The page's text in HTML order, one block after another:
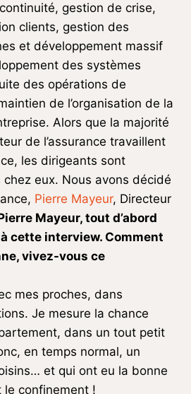
gestion de crise,
clients, gestion des
et développement massif
des systèmes
des opérations de
de l’organisation de la
Alors que la majorité
de l’assurance travaillent
les dirigeants sont
eux. Nous avons décidé
Pierre Mayeur, Directeur
Mayeur, tout d’abord
cette interview. Comment
vivez-vous ce
mes proches, dans
Je mesure la chance
dans un tout petit
en temps normal, un
et qui ont eu la bonne
confinement !